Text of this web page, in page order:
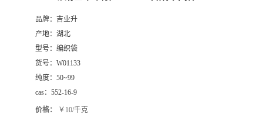
品牌： 吉业升
产地： 湖北
型号： 编织袋
货号： W01133
纯度： 50~99
cas： 552-16-9
价格： ￥10/千克